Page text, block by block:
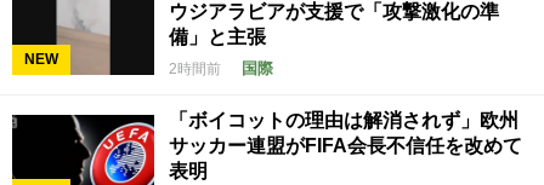
NEW
ウジアラビアが支援で「攻撃激化の準
備」と主張
2時間前 国際
「ボイコットの理由は解消されず」欧州
サッカー連盟がFIFA会長不信任を改めて
表明